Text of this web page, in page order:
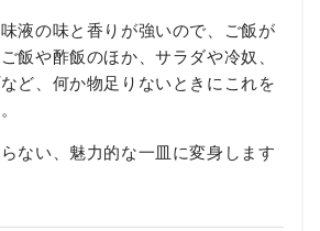
液の味と香りが強いので、ご飯が
飯や酢飯のほか、サラダや冷奴、
ど、何か物足りないときにこれを
ない、魅力的な一皿に変身します